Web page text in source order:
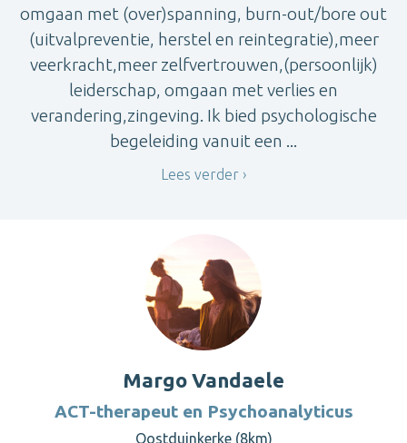
omgaan met (over)spanning, burn-out/bore out
(uitvalpreventie, herstel en reintegratie),meer
veerkracht,meer zelfvertrouwen,(persoonlijk)
leiderschap, omgaan met verlies en
verandering,zingeving. Ik bied psychologische
begeleiding vanuit een ...
Lees verder
Margo Vandaele
ACT-therapeut en Psychoanalyticus
Oostduinkerke (8km)